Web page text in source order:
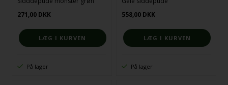
271,00 DKK
På lager
558,00 DKK
På lager